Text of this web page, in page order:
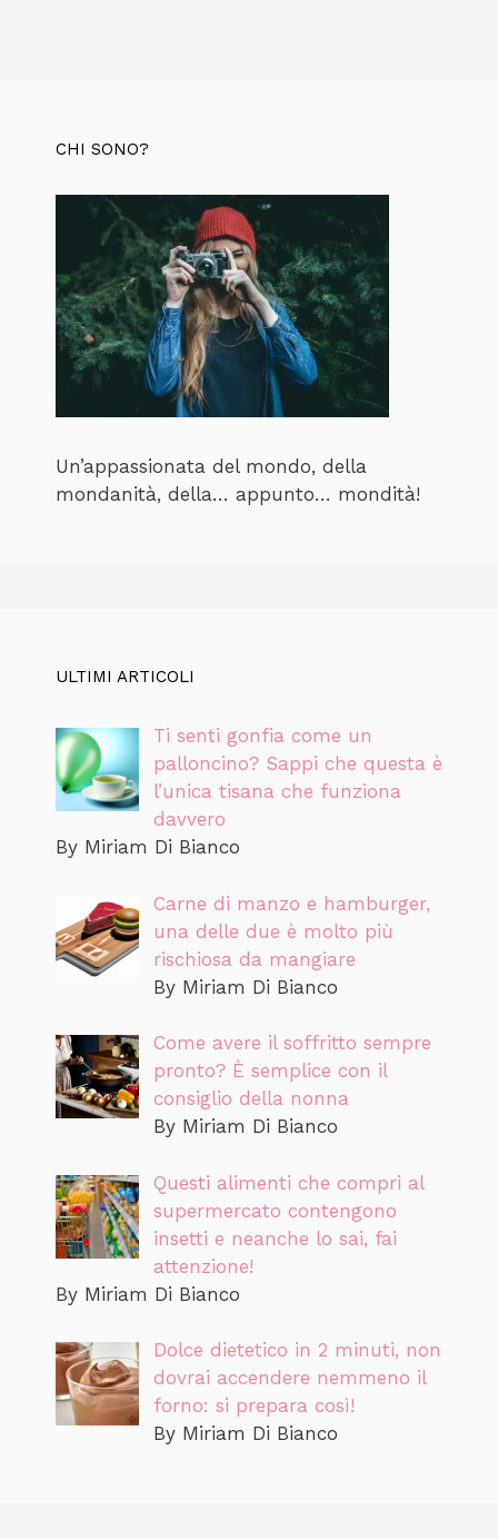
CHI SONO?
Un’appassionata del mondo, della
mondanità, della… appunto… mondità!
ULTIMI ARTICOLI
Ti senti gonfia come un
palloncino? Sappi che questa è
l’unica tisana che funziona
davvero
By Miriam Di Bianco
Carne di manzo e hamburger,
una delle due è molto più
rischiosa da mangiare
By Miriam Di Bianco
Come avere il soffritto sempre
pronto? È semplice con il
consiglio della nonna
By Miriam Di Bianco
Questi alimenti che compri al
supermercato contengono
insetti e neanche lo sai, fai
attenzione!
By Miriam Di Bianco
Dolce dietetico in 2 minuti, non
dovrai accendere nemmeno il
forno: si prepara così!
By Miriam Di Bianco